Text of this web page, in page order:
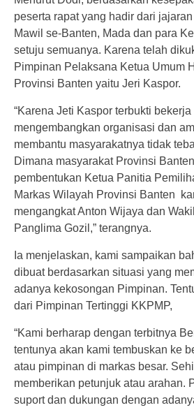
peserta rapat yang hadir dari
Mawil se-Banten, Mada dan para
setuju semuanya. Karena telah
Pimpinan Pelaksana Ketua Umum
Provinsi Banten yaitu Jeri Kaspor.
“Karena Jeti Kaspor terbukti
mengembangkan organisasi dan
membantu masyarakatnya tidak
Dimana masyarakat Provinsi
pembentukan Ketua Panitia
Markas Wilayah Provinsi Banten
mengangkat Anton Wijaya dan
Panglima Gozil,” terangnya.
Ia menjelaskan, kami sampaikan
dibuat berdasarkan situasi yang
adanya kekosongan Pimpinan.
dari Pimpinan Tertinggi KKPMP,
“Kami berharap dengan terbitnya
tentunya akan kami tembuskan ke
atau pimpinan di markas besar.
memberikan petunjuk atau arahan.
suport dan dukungan dengan